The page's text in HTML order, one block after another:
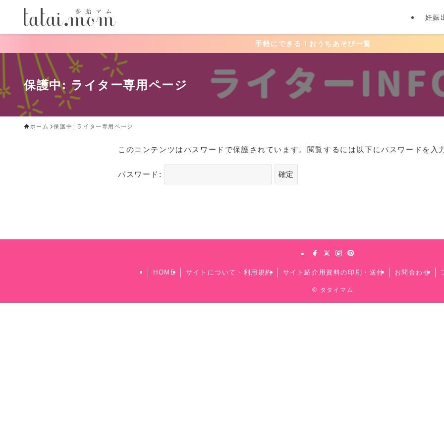
妊娠
手軽にできる！おうちあそび一覧
保護中: ライター専用ページ
ホーム 保護中: ライター専用ページ
このコンテンツはパスワードで保護されています。閲覧するには以下にパスワードを入
パスワード:
HOME サイトについて・利用規約 サイト紹介用資料の印刷・送付 お問合わせ
© タタイマム